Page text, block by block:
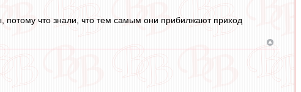
что знали, что тем самым они прибилжают приход